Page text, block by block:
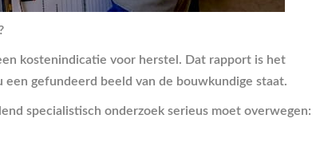
kostenindicatie voor herstel. Dat rapport is het
een gefundeerd beeld van de bouwkundige staat.
specialistisch onderzoek serieus moet overwegen: